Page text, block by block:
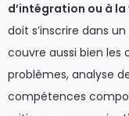
d’intégration ou à
doit s’inscrire dans
couvre aussi bien les
problèmes, analyse
compétences